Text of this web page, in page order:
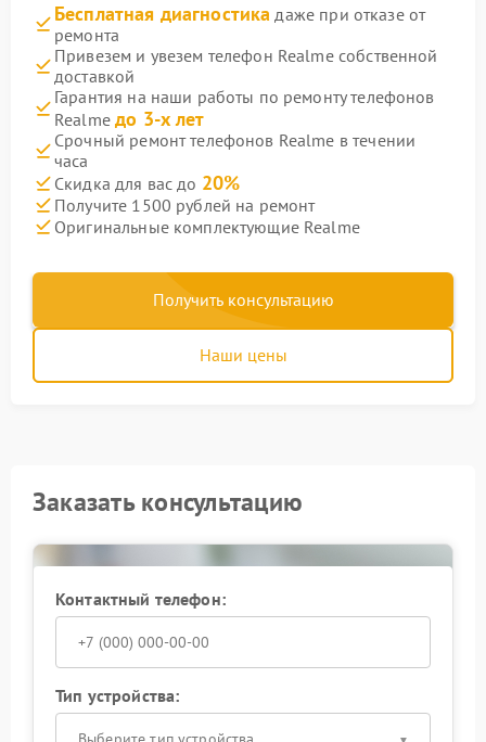
Бесплатная диагностика даже при отказе от
ремонта
Привезем и увезем телефон Realme собственной
доставкой
Гарантия на наши работы по ремонту телефонов
Realmeдо 3-х лет
Срочный ремонт телефонов Realme в течении
часа
Скидка для вас до 20%
Получите 1500 рублей на ремонт
Оригинальные комплектующие Realme
Получить консультацию
Наши цены
Заказать консультацию
Контактный телефон:
Тип устройства: